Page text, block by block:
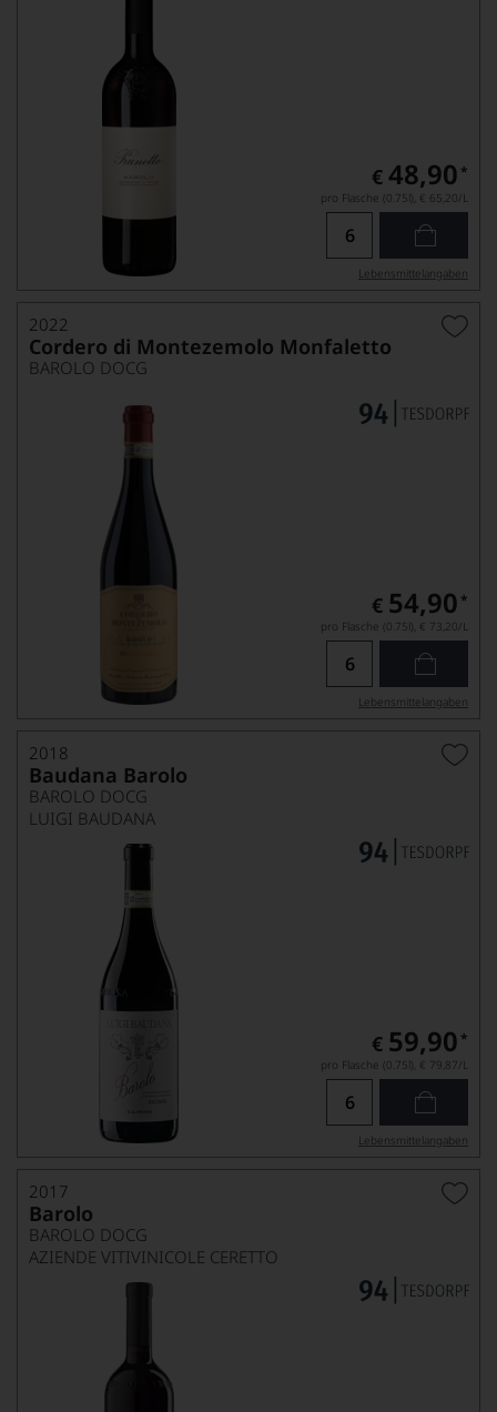
€ 48,90 *
pro Flasche (0.75l), € 65,20/L
Lebensmittel­angaben
2022
Cordero di Montezemolo Monfaletto
BAROLO DOCG
€ 54,90 *
pro Flasche (0.75l), € 73,20/L
Lebensmittel­angaben
2018
Baudana Barolo
BAROLO DOCG
LUIGI BAUDANA
€ 59,90 *
pro Flasche (0.75l), € 79,87/L
Lebensmittel­angaben
2017
Barolo
BAROLO DOCG
AZIENDE VITIVINICOLE CERETTO